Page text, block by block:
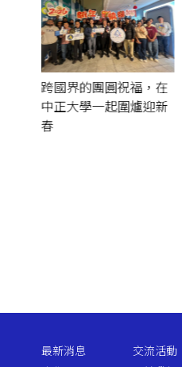
跨國界的團圓祝福，在
中正大學一起圍爐迎新
春
最新消息 交流活動